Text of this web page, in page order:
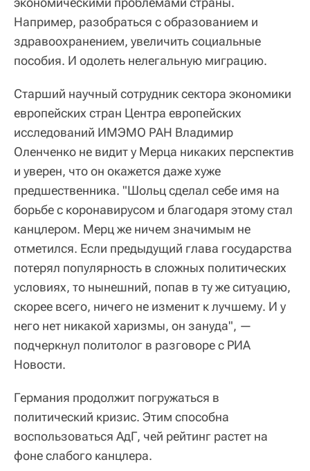
Например, разобраться с образованием и
здравоохранением, увеличить социальные
пособия. И одолеть нелегальную миграцию.
Старший научный сотрудник сектора экономики
европейских стран Центра европейских
исследований ИМЭМО РАН Владимир
Оленченко не видит у Мерца никаких перспектив
и уверен, что он окажется даже хуже
предшественника. "Шольц сделал себе имя на
борьбе с коронавирусом и благодаря этому стал
канцлером. Мерц же ничем значимым не
отметился. Если предыдущий глава государства
потерял популярность в сложных политических
условиях, то нынешний, попав в ту же ситуацию,
скорее всего, ничего не изменит к лучшему. И у
него нет никакой харизмы, он зануда", —
подчеркнул политолог в разговоре с РИА
Новости.
Германия продолжит погружаться в
политический кризис. Этим способна
воспользоваться АдГ, чей рейтинг растет на
фоне слабого канцлера.